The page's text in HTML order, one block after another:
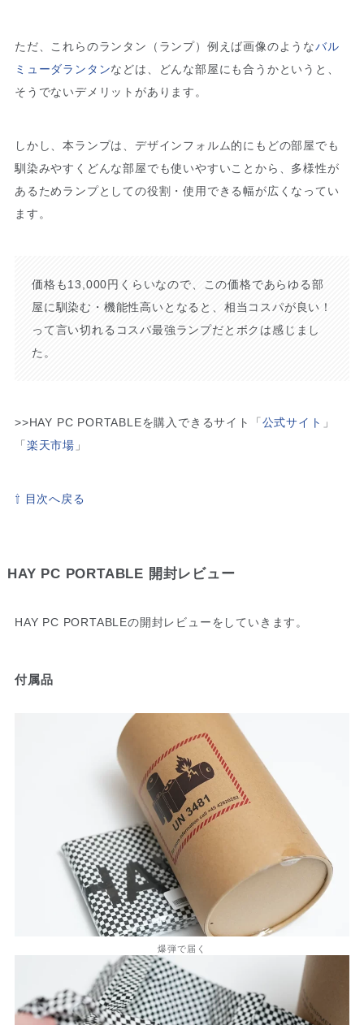
ただ、これらのランタン（ランプ）例えば画像のようなバル
ミューダランタンなどは、どんな部屋にも合うかというと、
そうでないデメリットがあります。
しかし、本ランプは、デザインフォルム的にもどの部屋でも
馴染みやすくどんな部屋でも使いやすいことから、多様性が
あるためランプとしての役割・使用できる幅が広くなってい
ます。
価格も13,000円くらいなので、この価格であらゆる部
屋に馴染む・機能性高いとなると、相当コスパが良い！
って言い切れるコスパ最強ランプだとボクは感じまし
た。
>>HAY PC PORTABLEを購入できるサイト「 公式サイト 」
「 楽天市場 」
⇧ 目次へ戻る
HAY PC PORTABLE 開封レビュー
HAY PC PORTABLEの開封レビューをしていきます。
付属品
爆弾で届く